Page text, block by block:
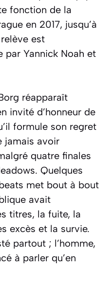
fonction de la
en 2017, jusqu’à
est
par Yannick Noah et
réapparaît
invité d’honneur de
formule son regret
jamais avoir
quatre finales
Quelques
met bout à bout
avait
titres, la fuite, la
excès et la survie.
partout ; l’homme,
à parler qu’en